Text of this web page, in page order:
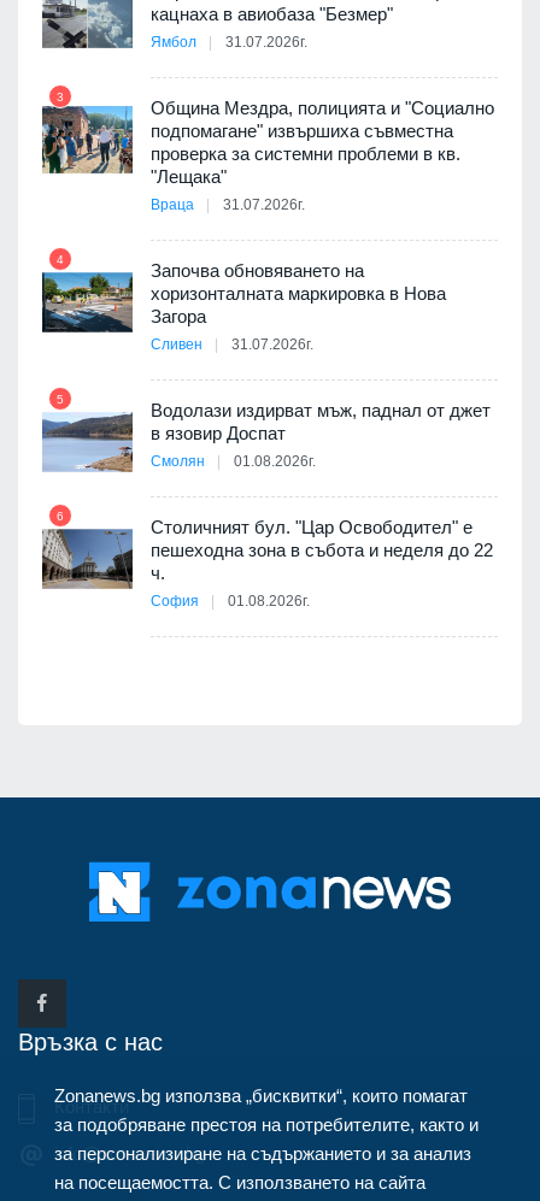
кацнаха в авиобаза "Безмер"
Ямбол 31.07.2026г.
3
Община Мездра, полицията и "Социално
подпомагане" извършиха съвместна
проверка за системни проблеми в кв.
"Лещака"
Враца 31.07.2026г.
4
Започва обновяването на
хоризонталната маркировка в Нова
Загора
Сливен 31.07.2026г.
5
Водолази издирват мъж, паднал от джет
в язовир Доспат
Смолян 01.08.2026г.
6
Столичният бул. "Цар Освободител" е
пешеходна зона в събота и неделя до 22
ч.
София 01.08.2026г.
Връзка с нас
Контакти
info@zonanews.bg
Zonanews.bg използва „бисквитки“, които помагат
за подобряване престоя на потребителите, както и
за персонализиране на съдържанието и за анализ
на посещаемостта. С използването на сайта